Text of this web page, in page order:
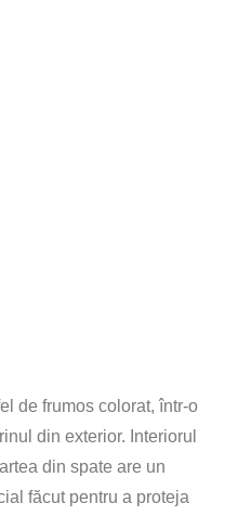
de frumos colorat, într-o
din exterior. Interiorul
din spate are un
făcut pentru a proteja